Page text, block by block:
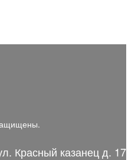
Красный казанец д. 17